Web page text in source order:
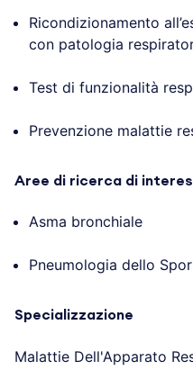
Ricondizionamento
con patologia
Test di funzionalità
Prevenzione malattie
Aree di ricerca di
Asma bronchiale
Pneumologia dello
Specializzazione
Malattie Dell'Apparato